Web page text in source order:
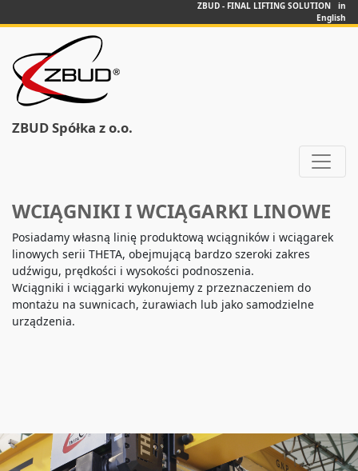
ZBUD - FINAL LIFTING SOLUTION in
English
ZBUD Spółka z o.o.
WCIĄGNIKI I WCIĄGARKI LINOWE
Posiadamy własną linię produktową wciągników i wciągarek
linowych serii THETA, obejmującą bardzo szeroki zakres
udźwigu, prędkości i wysokości podnoszenia.
Wciągniki i wciągarki wykonujemy z przeznaczeniem do
montażu na suwnicach, żurawiach lub jako samodzielne
urządzenia.